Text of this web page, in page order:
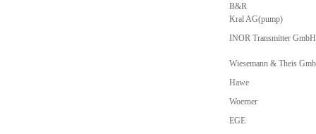
B&R
Kral AG(pump)
INOR Transmitter GmbH
Wiesemann & Theis
Hawe
Woerner
EGE